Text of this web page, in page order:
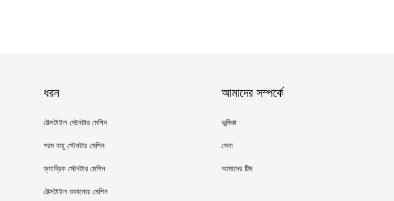
ধরন
টেক্সটাইল স্টেনটার মেশিন
গরম বায়ু স্টেনটার মেশিন
ফ্যাব্রিক স্টেনটার মেশিন
টেক্সটাইল শুকানোর মেশিন
আমাদের সম্পর্কে
ভূমিকা
সেবা
আমাদের টিম